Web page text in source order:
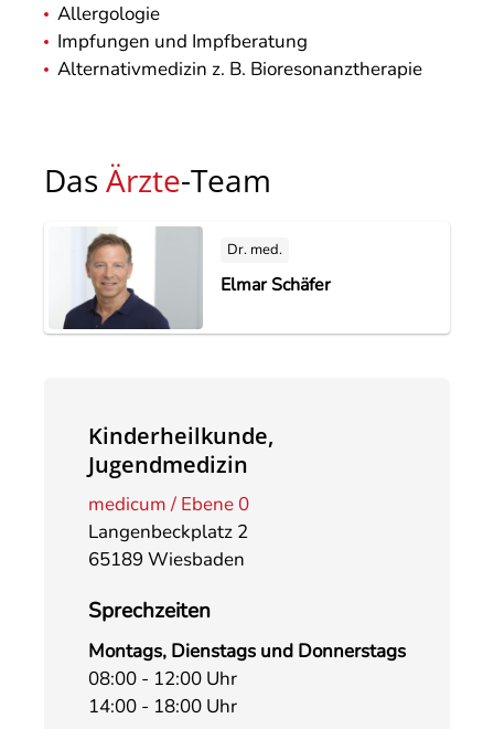
Allergologie
Impfungen und Impfberatung
Alternativmedizin z. B. Bioresonanztherapie
Das Ärzte-Team
Dr. med.
Elmar Schäfer
Kinderheilkunde,
Jugendmedizin
medicum / Ebene 0
Langenbeckplatz 2
65189 Wiesbaden
Sprechzeiten
Montags, Dienstags und Donnerstags
08:00 - 12:00 Uhr
14:00 - 18:00 Uhr